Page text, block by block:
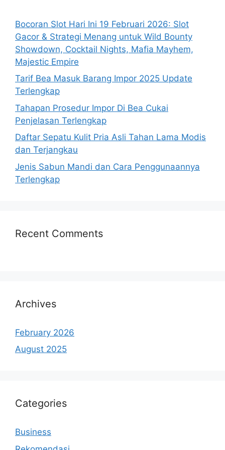
Bocoran Slot Hari Ini 19 Februari 2026: Slot
Gacor & Strategi Menang untuk Wild Bounty
Showdown, Cocktail Nights, Mafia Mayhem,
Majestic Empire
Tarif Bea Masuk Barang Impor 2025 Update
Terlengkap
Tahapan Prosedur Impor Di Bea Cukai
Penjelasan Terlengkap
Daftar Sepatu Kulit Pria Asli Tahan Lama Modis
dan Terjangkau
Jenis Sabun Mandi dan Cara Penggunaannya
Terlengkap
Recent Comments
Archives
February 2026
August 2025
Categories
Business